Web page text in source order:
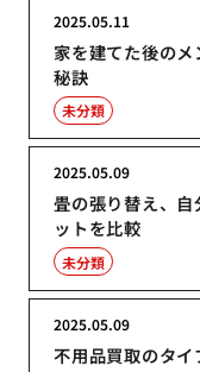
家を建てた後の
秘訣
2025.05.11
未分類
畳の張り替え、
ットを比較
2025.05.09
未分類
不用品買取のタイ
2025.05.09